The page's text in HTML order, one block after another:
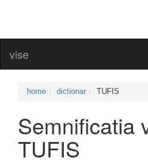
vise
home dictionar TUFIS
Semnificatia
TUFIS